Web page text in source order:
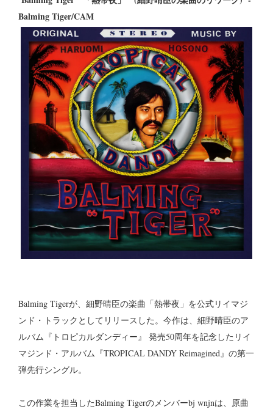
Balming Tiger/CAM
Balming Tigerが、細野晴臣の楽曲「熱帯夜」を公式リイマジ
ンド・トラックとしてリリースした。今作は、細野晴臣のア
ルバム『トロピカルダンディー』 発売50周年を記念したリイ
マジンド・アルバム『TROPICAL DANDY Reimagined』の第一
弾先行シングル。
この作業を担当したBalming Tigerのメンバーbj wnjnは、原曲